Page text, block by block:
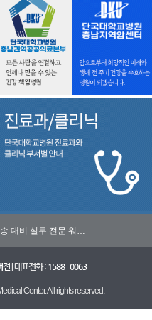
대비 실무 전문 워…
전| 대표전화 : 1588 - 0063
Center. All rights reserved.